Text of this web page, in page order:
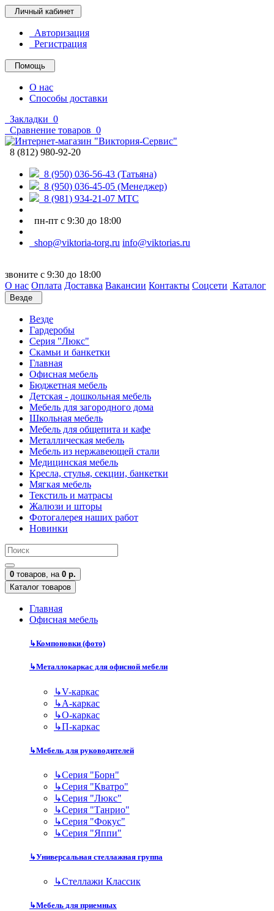
Личный кабинет
Авторизация
Регистрация
Помощь
О нас
Способы доставки
Закладки 0
Сравнение товаров 0
8 (812) 980-92-20
8 (950) 036-56-43 (Татьяна)
8 (950) 036-45-05 (Менеджер)
8 (981) 934-21-07 МТС
пн-пт с 9:30 до 18:00
shop@viktoria-torg.ru info@viktorias.ru
звоните с 9:30 до 18:00
О нас Оплата Доставка Вакансии Контакты Соцсети Каталог
Везде
Везде
Гардеробы
Серия "Люкс"
Скамьи и банкетки
Главная
Офисная мебель
Бюджетная мебель
Детская - дошкольная мебель
Мебель для загородного дома
Школьная мебель
Мебель для общепита и кафе
Металлическая мебель
Мебель из нержавеющей стали
Медицинская мебель
Кресла, стулья, секции, банкетки
Мягкая мебель
Текстиль и матрасы
Жалюзи и шторы
Фотогалерея наших работ
Новинки
0 товаров, на 0 р.
Каталог товаров
Главная
Офисная мебель
↳Компоновки (фото)
↳Металлокаркас для офисной мебели
↳V-каркас
↳А-каркас
↳О-каркас
↳П-каркас
↳Мебель для руководителей
↳Серия "Борн"
↳Серия "Кватро"
↳Серия "Люкс"
↳Серия "Танрио"
↳Серия "Фокус"
↳Серия "Яппи"
↳Универсальная стеллажная группа
↳Стеллажи Классик
↳Мебель для приемных